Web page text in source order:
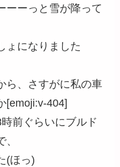
ーーっと雪が降って
ょになりました
ら、さすがに私の車
[emoji:v-404]
前ぐらいにブルド
(ほっ)